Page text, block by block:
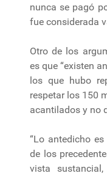
nunca se pagó
fue considerada
Otro de los
es que “existen
los que hubo
respetar los 150
acantilados y no
“Lo antedicho
de los
vista